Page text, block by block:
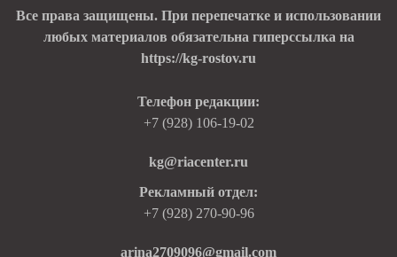
Все права защищены. При перепечатке и использовании
любых материалов обязательна гиперссылка на
https://kg-rostov.ru
Телефон редакции:
+7 (928) 106-19-02
kg@riacenter.ru
Рекламный отдел:
+7 (928) 270-90-96
arina2709096@gmail.com